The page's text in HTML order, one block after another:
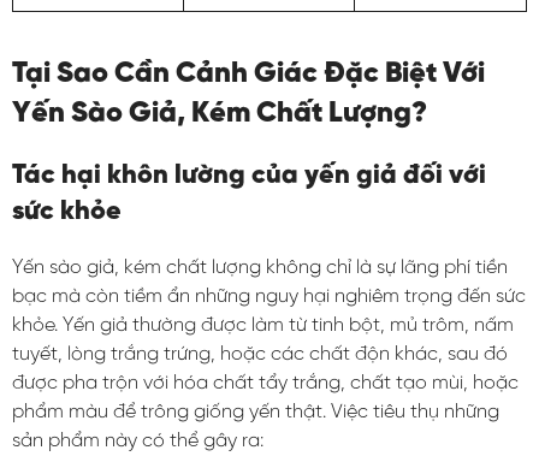
Tại Sao Cần Cảnh Giác Đặc Biệt Với
Yến Sào Giả, Kém Chất Lượng?
Tác hại khôn lường của yến giả đối với
sức khỏe
Yến sào giả, kém chất lượng không chỉ là sự lãng phí tiền
bạc mà còn tiềm ẩn những nguy hại nghiêm trọng đến sức
khỏe. Yến giả thường được làm từ tinh bột, mủ trôm, nấm
tuyết, lòng trắng trứng, hoặc các chất độn khác, sau đó
được pha trộn với hóa chất tẩy trắng, chất tạo mùi, hoặc
phẩm màu để trông giống yến thật. Việc tiêu thụ những
sản phẩm này có thể gây ra: